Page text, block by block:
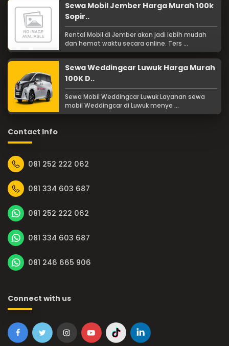
Sewa Mobil Jember Harga Murah 100k
Sopir..
Rental Mobil di Jember akan jadi lebih mudah
dan hemat waktu secara online. Ters ...
Sewa Weddingcar Luwuk Harga Murah
100K D..
Sewa Mobil Weddingcar Luwuk Layanan sewa
mobil Weddingcar di Luwuk menye ...
Contact Info
081 252 222 062
081 334 603 687
081 252 222 062
081 334 603 687
081 246 665 906
Connect with us